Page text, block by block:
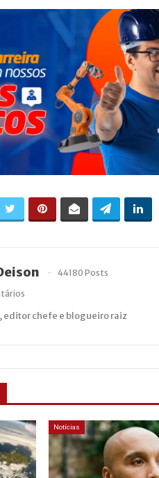
44180 Posts
editor chefe e blogueiro raiz
Notícias